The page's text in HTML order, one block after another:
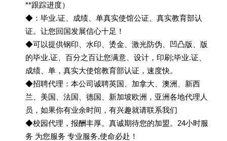
**跟踪进度）
◆：毕业.证、成绩、单真实使馆公证、真实教育部认
证。让您回国发展信心十足！
◆可以提供钢印、水印、烫金、激光防伪、凹凸版、版
的毕业.证、百分之百让您满意、设计，印刷;毕业.证、
成绩、单，真实大使馆教育部认证，速度快。
◆招聘代理：本公司诚聘英国、加拿大、澳洲、新西
兰、美国、法国、德国、新加坡欧洲，亚洲各地代理人
员，如果你有业余时间，有兴趣就请联系我们
◆校园代理，报酬丰厚。真诚期待您的加盟。24小时服
务 为您服务 专业服务,使命必赴！